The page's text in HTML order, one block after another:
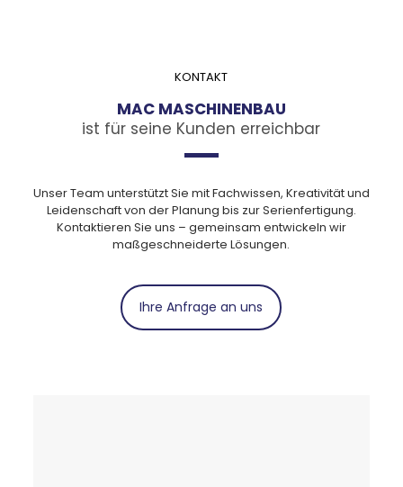
KONTAKT
MAC MASCHINENBAU
ist für seine Kunden erreichbar
Unser Team unterstützt Sie mit Fachwissen, Kreativität und
Leidenschaft von der Planung bis zur Serienfertigung.
Kontaktieren Sie uns – gemeinsam entwickeln wir
maßgeschneiderte Lösungen.
Ihre Anfrage an uns